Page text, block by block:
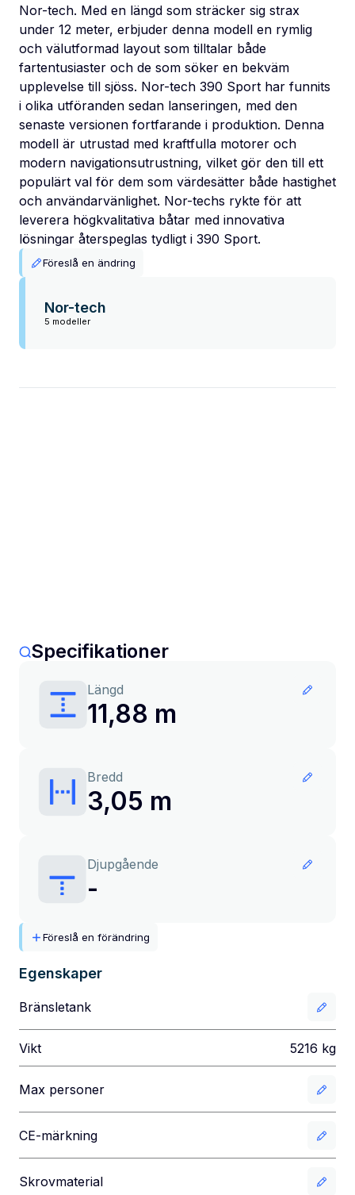
Nor-tech. Med en längd som sträcker sig strax
under 12 meter, erbjuder denna modell en rymlig
och välutformad layout som tilltalar både
fartentusiaster och de som söker en bekväm
upplevelse till sjöss. Nor-tech 390 Sport har funnits
i olika utföranden sedan lanseringen, med den
senaste versionen fortfarande i produktion. Denna
modell är utrustad med kraftfulla motorer och
modern navigationsutrustning, vilket gör den till ett
populärt val för dem som värdesätter både hastighet
och användarvänlighet. Nor-techs rykte för att
leverera högkvalitativa båtar med innovativa
lösningar återspeglas tydligt i 390 Sport.
Föreslå en ändring
Nor-tech
5 modeller
Specifikationer
Längd
11,88 m
Bredd
3,05 m
Djupgående
-
Föreslå en förändring
Egenskaper
Bränsletank
Vikt 5216 kg
Max personer
CE-märkning
Skrovmaterial